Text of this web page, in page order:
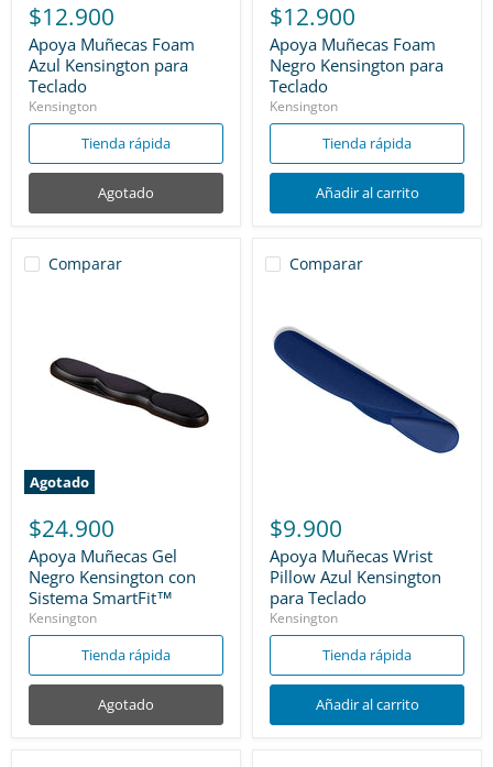
$12.900
Apoya Muñecas Foam
Azul Kensington para
Teclado
Kensington
Tienda rápida
Agotado
$12.900
Apoya Muñecas Foam
Negro Kensington para
Teclado
Kensington
Tienda rápida
Añadir al carrito
Comparar
Agotado
$24.900
Apoya Muñecas Gel
Negro Kensington con
Sistema SmartFit™
Kensington
Tienda rápida
Agotado
Comparar
$9.900
Apoya Muñecas Wrist
Pillow Azul Kensington
para Teclado
Kensington
Tienda rápida
Añadir al carrito